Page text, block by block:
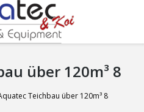
über 120m³ 8
Teichbau über 120m³ 8